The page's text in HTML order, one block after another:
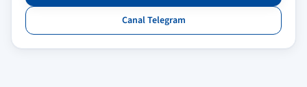
Canal Telegram